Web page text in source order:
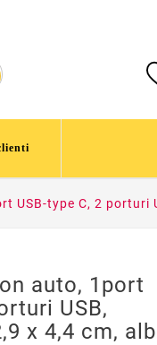
USB-type C, 2 porturi
auto, 1port
USB,
x 4,4 cm, alb